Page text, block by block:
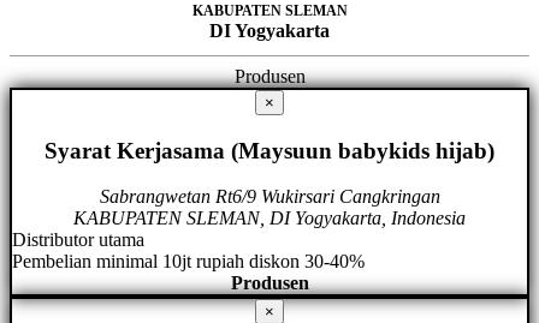
KABUPATEN SLEMAN
DI Yogyakarta
Produsen
×
Syarat Kerjasama (Maysuun babykids hijab)
Sabrangwetan Rt6/9 Wukirsari Cangkringan
KABUPATEN SLEMAN, DI Yogyakarta, Indonesia
Distributor utama
Pembelian minimal 10jt rupiah diskon 30-40%
Produsen
×